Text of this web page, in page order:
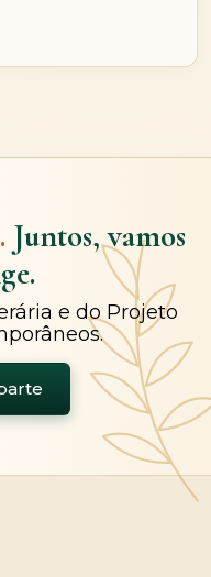
Juntos, vamos
e do Projeto